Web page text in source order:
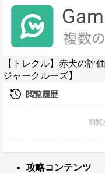
【トレクル】赤犬の評
ジャークルーズ】
攻略コンテンツ